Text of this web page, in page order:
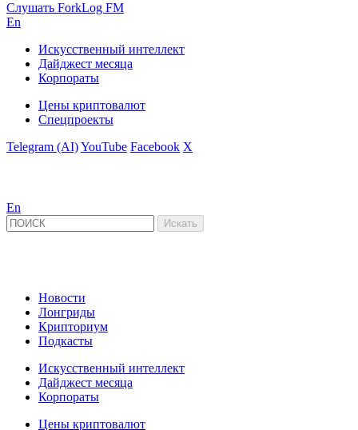
Слушать ForkLog FM
En
Искусственный интеллект
Дайджест месяца
Корпораты
Цены криптовалют
Спецпроекты
Telegram (AI)YouTube Facebook X
En
Новости
Лонгриды
Крипториум
Подкасты
Искусственный интеллект
Дайджест месяца
Корпораты
Цены криптовалют